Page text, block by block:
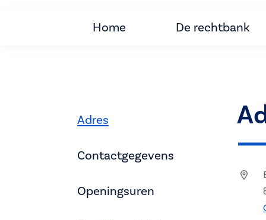
Home De rechtbank
Adres
Contactgegevens
Openingsuren